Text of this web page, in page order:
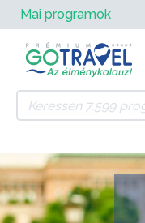
Mai programok